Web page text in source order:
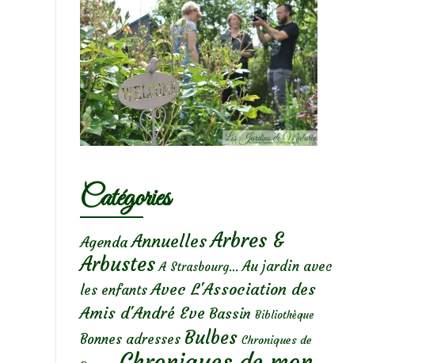
Catégories
Agenda AnnuellesArbres &
Arbustes A Strasbourg... Au jardin avec
les enfants Avec L'Association des
Amis d'André Eve Bassin Bibliothèque
Bonnes adresses Bulbes Chroniques de